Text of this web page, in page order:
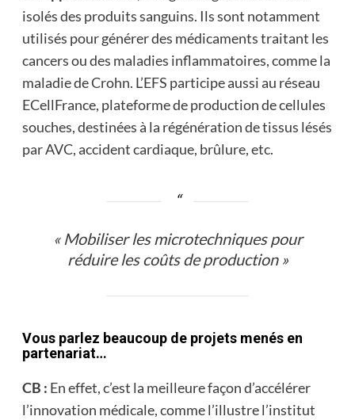
isolés des produits sanguins. Ils sont notamment
utilisés pour générer des médicaments traitant les
cancers ou des maladies inflammatoires, comme la
maladie de Crohn. L’EFS participe aussi au réseau
ECellFrance, plateforme de production de cellules
souches, desti­nées à la régénération de tissus lésés
par AVC, accident cardiaque, brûlure, etc.
« Mobiliser les microtechniques pour
réduire les coûts de production »
Vous parlez beaucoup de projets menés en
partenariat…
CB : En effet, c’est la meilleure façon d’accélérer
l’innovation médicale, comme l’illustre l’institut